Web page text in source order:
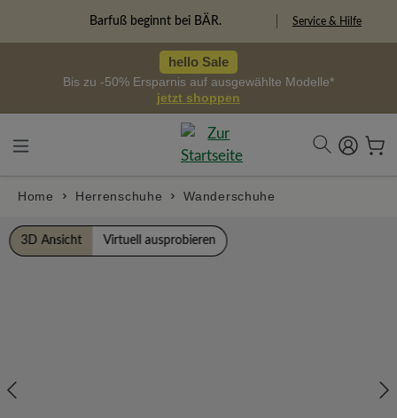
Barfuß beginnt bei BÄR. Service & Hilfe
hello Sale
Bis zu -50% Ersparnis auf ausgewählte Modelle*
jetzt shoppen
Home Herrenschuhe Wanderschuhe
Bildergalerie überspringen
3D Ansicht Virtuell ausprobieren